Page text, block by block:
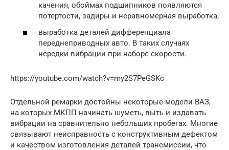
качения, обоймах подшипников появляются
потертости, задиры и неравномерная выработка;
выработка деталей дифференциала
переднеприводных авто. В таких случаях
нередки вибрации при наборе скорости.
https://youtube.com/watch?v=my2S7PeGSKc
Отдельной ремарки достойны некоторые модели ВАЗ,
на которых МКПП начинать шуметь, выть и издавать
вибрации на сравнительно небольших пробегах. Многие
связывают неисправность с конструктивным дефектом
и качеством изготовления деталей трансмиссии, что